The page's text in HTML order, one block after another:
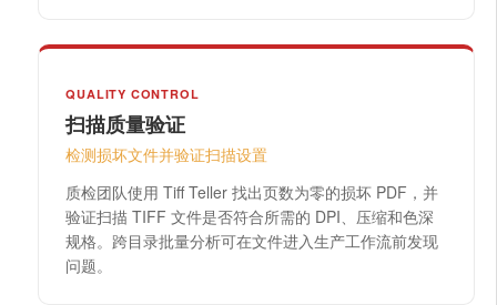
QUALITY CONTROL
扫描质量验证
检测损坏文件并验证扫描设置
质检团队使用 Tiff Teller 找出页数为零的损坏 PDF，并
验证扫描 TIFF 文件是否符合所需的 DPI、压缩和色深
规格。跨目录批量分析可在文件进入生产工作流前发现
问题。